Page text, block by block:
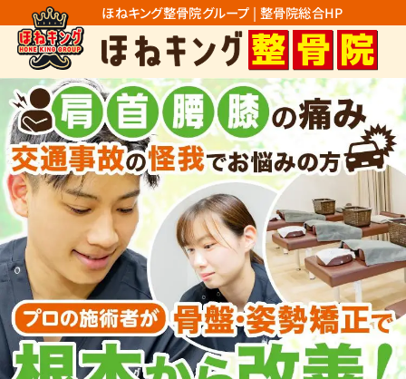
ほねキング整骨院グループ | 整骨院総合HP